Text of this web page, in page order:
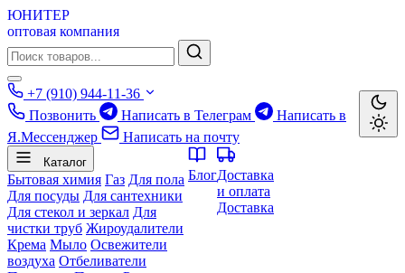
ЮНИТЕР
оптовая компания
+7 (910) 944-11-36
Позвонить
Написать в Телеграм
Написать в
Я.Мессенджер
Написать на почту
Каталог
Бытовая химия Газ Для пола
Для посуды Для сантехники
Для стекол и зеркал Для
чистки труб Жироудалители
Крема Мыло Освежители
воздуха Отбеливатели
БлогДоставка
и оплата
Доставка